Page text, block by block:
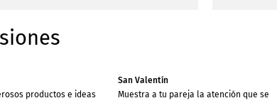
productos e ideas
San Valentín
Muestra a tu pareja la atención que se